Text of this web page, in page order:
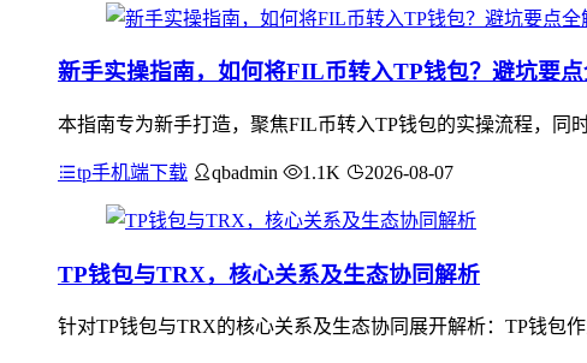
新手实操指南，如何将FIL币转入TP钱包？避坑要
本指南专为新手打造，聚焦FIL币转入TP钱包的实操流程，同
tp手机端下载 qbadmin 1.1K 2026-08-07
TP钱包与TRX，核心关系及生态协同解析
针对TP钱包与TRX的核心关系及生态协同展开解析：TP钱包